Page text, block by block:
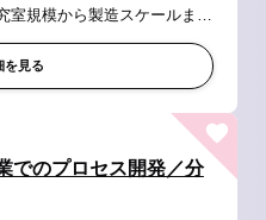
境でのプロセス実証 ・治験
を見る
でのプロセス開発／分